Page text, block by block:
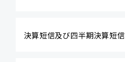
決算短信及び四半期決算短信